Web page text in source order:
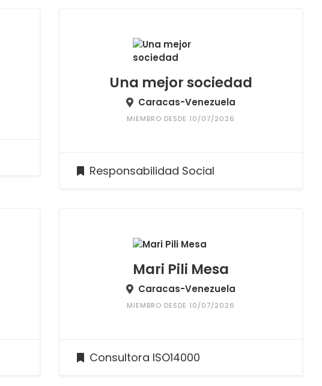
Una mejor sociedad
Caracas-Venezuela
MIEMBRO DESDE 10/07/2026
Responsabilidad Social
Mari Pili Mesa
Caracas-Venezuela
MIEMBRO DESDE 10/07/2026
Consultora ISO14000